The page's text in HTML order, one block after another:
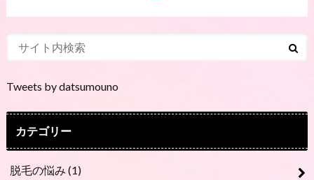
Tweets by datsumouno
カテゴリー
脱毛の悩み (1)